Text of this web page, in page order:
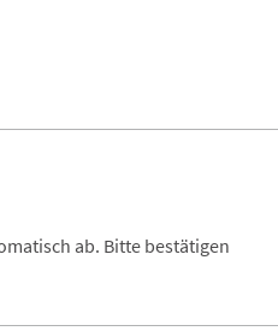
ab. Bitte bestätigen